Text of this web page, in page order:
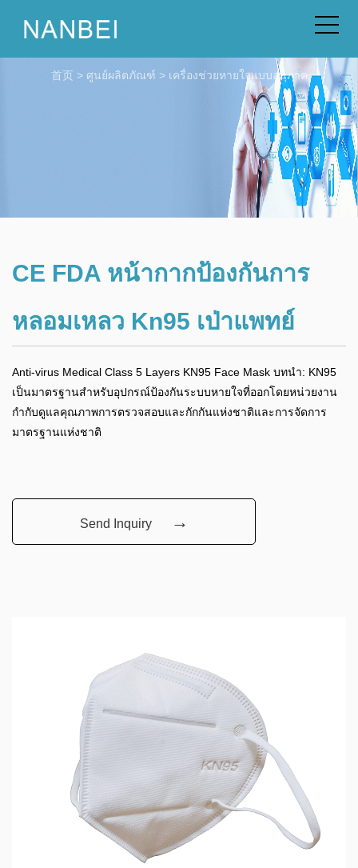
首页 > ศูนย์ผลิตภัณฑ์ > เครื่องช่วยหายใจแบบอนุภาค
CE FDA หน้ากากป้องกันการ
หลอมเหลว Kn95 เป่าแพทย์
Anti-virus Medical Class 5 Layers KN95 Face Mask บทนำ: KN95
เป็นมาตรฐานสำหรับอุปกรณ์ป้องกันระบบหายใจที่ออกโดยหน่วยงาน
กำกับดูแลคุณภาพการตรวจสอบและกักกันแห่งชาติและการจัดการ
มาตรฐานแห่งชาติ
Send Inquiry →